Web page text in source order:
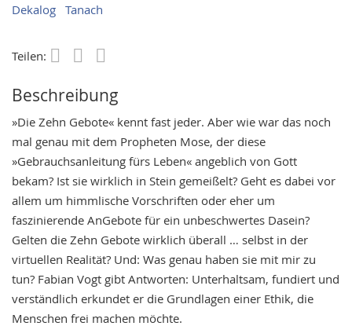
Dekalog Tanach
Teilen:
Beschreibung
»Die Zehn Gebote« kennt fast jeder. Aber wie war das noch
mal genau mit dem Propheten Mose, der diese
»Gebrauchsanleitung fürs Leben« angeblich von Gott
bekam? Ist sie wirklich in Stein gemeißelt? Geht es dabei vor
allem um himmlische Vorschriften oder eher um
faszinierende AnGebote für ein unbeschwertes Dasein?
Gelten die Zehn Gebote wirklich überall … selbst in der
virtuellen Realität? Und: Was genau haben sie mit mir zu
tun? Fabian Vogt gibt Antworten: Unterhaltsam, fundiert und
verständlich erkundet er die Grundlagen einer Ethik, die
Menschen frei machen möchte.